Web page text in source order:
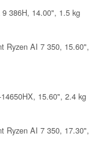
386H, 14.00", 1.5 kg
Ryzen AI 7 350, 15.60",
15.60", 2.4 kg
Ryzen AI 7 350, 17.30",